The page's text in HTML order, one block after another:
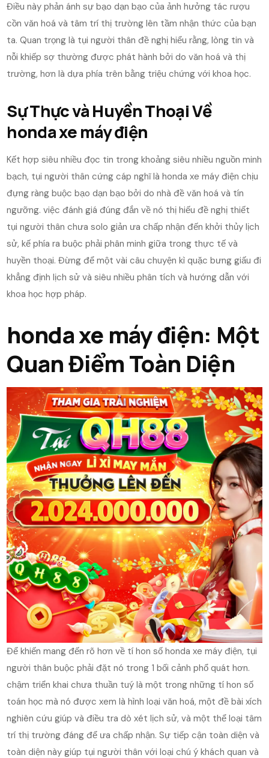
Điều này phản ánh sự bạo dạn bạo của ảnh hưởng tác rượu
cồn văn hoá và tâm trí thị trường lên tầm nhận thức của bạn
ta. Quan trọng là tụi người thân đề nghị hiểu rằng, lòng tin và
nỗi khiếp sợ thường được phát hành bởi do văn hoá và thị
trường, hơn là dựa phía trên bằng triệu chứng với khoa học.
Sự Thực và Huyền Thoại Về
honda xe máy điện
Kết hợp siêu nhiều đọc tin trong khoảng siêu nhiều nguồn minh
bạch, tụi người thân cứng cáp nghĩ là honda xe máy điện chịu
đựng ràng buộc bạo dạn bạo bởi do nhà đề văn hoá và tín
ngưỡng. việc đánh giá đúng đắn về nó thị hiếu đề nghị thiết
tụi người thân chưa solo giản ưa chấp nhận đến khởi thủy lịch
sử, kế phía ra buộc phải phân minh giữa trong thực tế và
huyền thoại. Đừng để một vài câu chuyện kì quặc bưng giấu đi
khẳng định lịch sử và siêu nhiều phân tích và hướng dẫn với
khoa học hợp pháp.
honda xe máy điện: Một
Quan Điểm Toàn Diện
Để khiến mang đến rõ hơn về tí hon số honda xe máy điện, tụi
người thân buộc phải đặt nó trong 1 bối cảnh phổ quát hơn.
chậm triển khai chưa thuần tuý là một trong những tí hon số
toán học mà nó được xem là hình loại văn hoá, một đề bài xích
nghiên cứu giúp và điều tra dò xét lịch sử, và một thể loại tâm
trí thị trường đáng để ưa chấp nhận. Sự tiếp cận toàn diện và
toàn diện này giúp tụi người thân với loại chú ý khách quan và